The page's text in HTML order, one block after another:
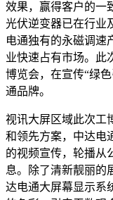
效果，赢得客户的一
光伏逆变器已在行业
电通独有的永磁调速
业快速占有市场。此
博览会，在宣传“绿
通品牌。
视讯大屏区域此次工
和领先方案，中达电
的视频宣传，轮播从
息。除了清新靓丽的
达电通大屏幕显示系